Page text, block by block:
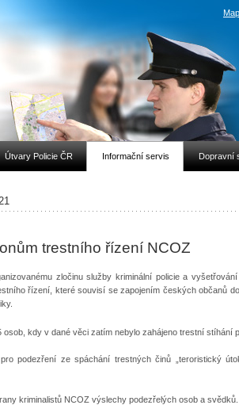
Útvary Policie ČR Informační servis Dopravní
trestního řízení NCOZ
zločinu služby kriminální policie a
řízení, které souvisí se zapojením českých občanů
osob, kdy v dané věci zatím nebylo zahájeno trestní stíhání
podezření ze spáchání trestných činů „teroristický
kriminalistů NCOZ výslechy podezřelých osob a svědků.